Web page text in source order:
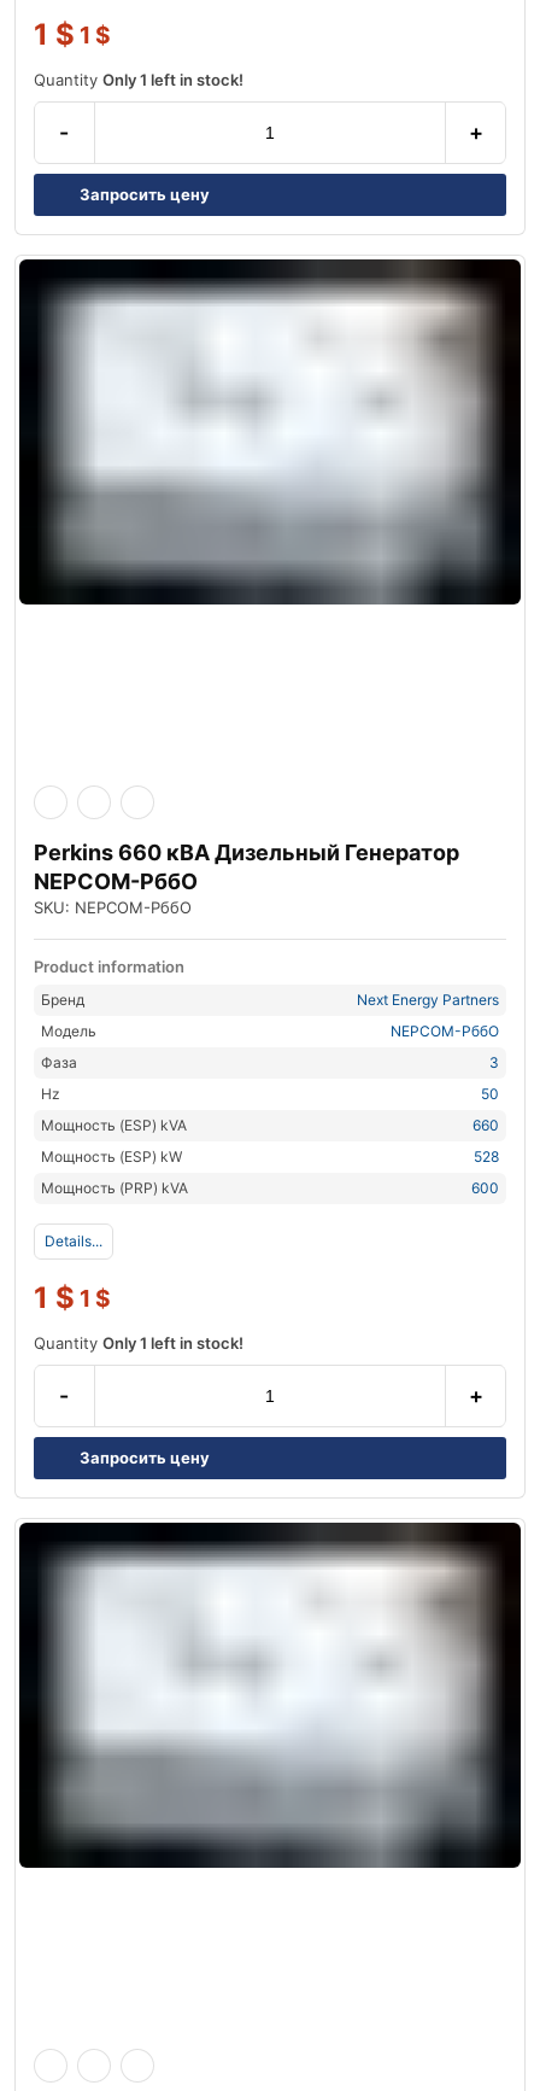
1 $ 1 $
Quantity Only 1 left in stock!
- +
Запросить цену
Perkins 660 кВА Дизельный Генератор
NEPCOM-РббО
SKU: NEPCOM-РббО
Product information
Бренд
Next Energy Partners
Модель
NEPCOM-РббО
Фаза
3
Hz
50
Мощность (ESP) kVA
660
Мощность (ESP) kW
528
Мощность (PRP) kVA
600
Details...
1 $ 1 $
Quantity Only 1 left in stock!
- +
Запросить цену